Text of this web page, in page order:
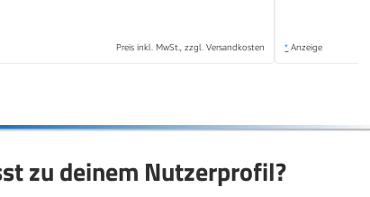
Preis inkl. MwSt., zzgl. Versandkosten * Anzeige
zu deinem Nutzerprofil?